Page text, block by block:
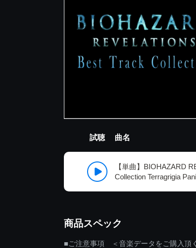
試聴 曲名
【単曲】BIOHAZARD
Collection Terragrigia
商品スペック
■ご注意事項 ＜音楽データをご購入頂